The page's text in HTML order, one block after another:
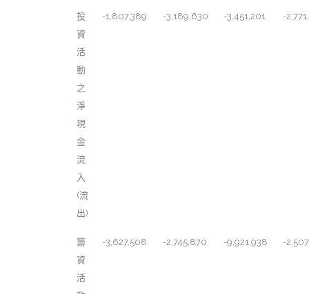
投
資
活
動
之
淨
現
金
流
入
(流
出)
-1,807,389 -3,189,630 -3,451,201 -
籌
資
活
-3,627,508 -2,745,870 -9,921,938 -